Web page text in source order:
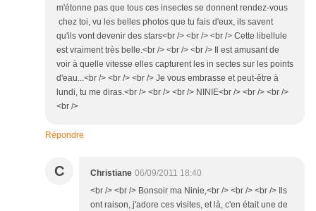
m'étonne pas que tous ces insectes se donnent rendez-vous
chez toi, vu les belles photos que tu fais d'eux, ils savent
qu'ils vont devenir des stars<br /> <br /> <br /> Cette libellule
est vraiment très belle.<br /> <br /> <br /> Il est amusant de
voir à quelle vitesse elles capturent les in sectes sur les points
d'eau...<br /> <br /> <br /> Je vous embrasse et peut-être à
lundi, tu me diras.<br /> <br /> <br /> NINIE<br /> <br /> <br />
<br />
Répondre
C Christiane 06/09/2011 18:40
<br /> <br /> Bonsoir ma Ninie,<br /> <br /> <br /> Ils
ont raison, j'adore ces visites, et là, c'en était une de